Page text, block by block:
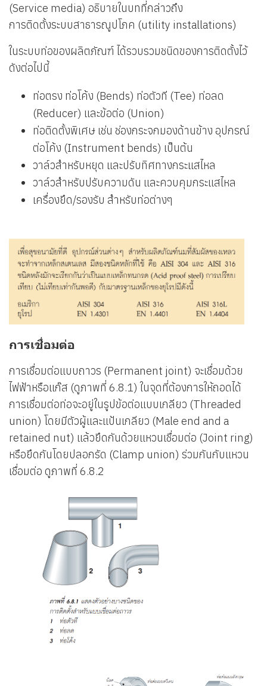
(Service media) อธิบายในบทที่กล่าวถึง
การติดตั้งระบบสาธารณูปโภค (utility installations)
ในระบบท่อของผลิตภัณฑ์ ได้รวบรวมชนิดของการติดตั้งไว้
ดังต่อไปนี้
ท่อตรง ท่อโค้ง (Bends) ท่อตัวที (Tee) ท่อลด
(Reducer) และข้อต่อ (Union)
ท่อติดตั้งพิเศษ เช่น ช่องกระจกมองด้านข้าง อุปกรณ์
ต่อโค้ง (Instrument bends) เป็นต้น
วาล์วสำหรับหยุด และปรับทิศทางกระแสไหล
วาล์วสำหรับปรับความดัน และควบคุมกระแสไหล
เครื่องยึด/รองรับ สำหรับท่อต่างๆ
การเชื่อมต่อ
การเชื่อมต่อแบบถาวร (Permanent joint) จะเชื่อมด้วย
ไฟฟ้าหรือแก๊ส (ดูภาพที่ 6.8.1) ในจุดที่ต้องการให้ถอดได้
การเชื่อมต่อท่อจะอยู่ในรูปข้อต่อแบบเกลียว (Threaded
union) โดยมีตัวผู้และแป้นเกลียว (Male end and a
retained nut) แล้วยึดกันด้วยแหวนเชื่อมต่อ (Joint ring)
หรือยึดกันโดยปลอกรัด (Clamp union) ร่วมกันกับแหวน
เชื่อมต่อ ดูภาพที่ 6.8.2